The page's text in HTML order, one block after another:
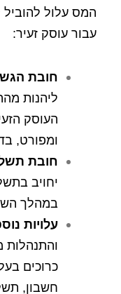
המס עלול
עבור עוסק זעיר:
חובת
ליהנות
העוסק
ומפורט,
חובת
יחויב
במהלך
עלויות
והתנהלות
כרוכים
חשבון,